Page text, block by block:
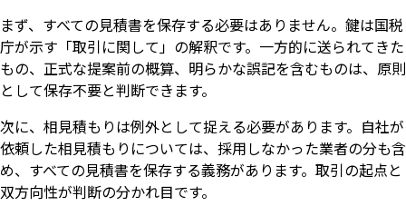
まず、すべての見積書を保存する必要はありません。鍵は国税
庁が示す「取引に関して」の解釈です。一方的に送られてきた
もの、正式な提案前の概算、明らかな誤記を含むものは、原則
として保存不要と判断できます。
次に、相見積もりは例外として捉える必要があります。自社が
依頼した相見積もりについては、採用しなかった業者の分も含
め、すべての見積書を保存する義務があります。取引の起点と
双方向性が判断の分かれ目です。